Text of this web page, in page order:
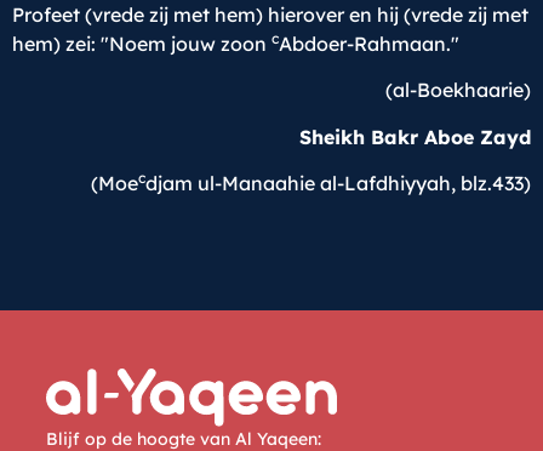
Profeet (vrede zij met hem) hierover en hij (vrede zij met
hem) zei: "Noem jouw zoon cAbdoer-Rahmaan."
(al-Boekhaarie)
Sheikh Bakr Aboe Zayd
(Moecdjam ul-Manaahie al-Lafdhiyyah, blz.433)
Blijf op de hoogte van Al Yaqeen: